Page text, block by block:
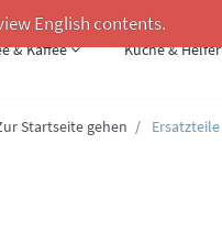
& Kaffee Küche & Helfer
English contents.
Startseite gehen Ersatzteile